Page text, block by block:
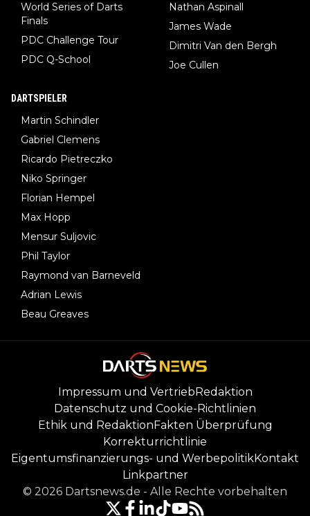
World Series of Darts
Finals
PDC Challenge Tour
PDC Q-School
Nathan Aspinall
James Wade
Dimitri Van den Bergh
Joe Cullen
DARTSPIELER
Martin Schindler
Gabriel Clemens
Ricardo Pietreczko
Niko Springer
Florian Hempel
Max Hopp
Mensur Suljovic
Phil Taylor
Raymond van Barneveld
Adrian Lewis
Beau Greaves
Impressum und VertriebRedaktion
Datenschutz und Cookie-Richtlinien
Ethik und RedaktionFakten Überprüfung
Korrekturrichtlinie
Eigentumsfinanzierungs- und WerbepolitikKontakt
Linkpartner
© 2026 Dartsnews.de - Alle Rechte vorbehalten